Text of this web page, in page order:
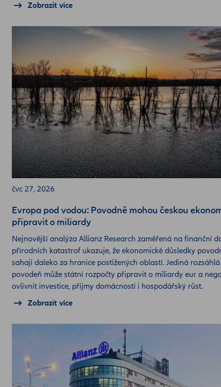
Zobrazit více
čvc 27, 2026
Evropa pod vodou: Povodně mohou českou
připravit o miliardy
Nejnovější analýza Allianz Research zaměřená na finanční
přírodních katastrof ukazuje, že ekonomické důsledky
sahají daleko za hranice postižených oblastí. Jediná rozsáhlá
povodeň může státní rozpočty připravit o miliardy eur a
ovlivnit investice, příjmy domácností i hospodářský růst.
Zobrazit více